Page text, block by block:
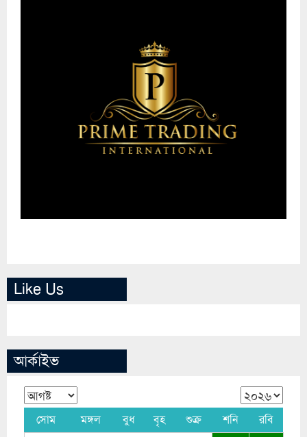
Like Us
আর্কাইভ
সোম মঙ্গল বুধ বৃহ শুক্র শনি রবি